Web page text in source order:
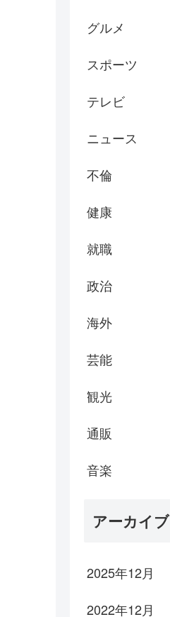
グルメ
スポーツ
テレビ
ニュース
不倫
健康
就職
政治
海外
芸能
観光
通販
音楽
アーカイブ
2025年12月
2022年12月